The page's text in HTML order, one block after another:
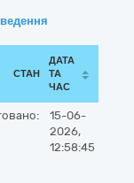
СТАН
ДАТА
ТА
ЧАС
15-06-
2026,
12:58:45